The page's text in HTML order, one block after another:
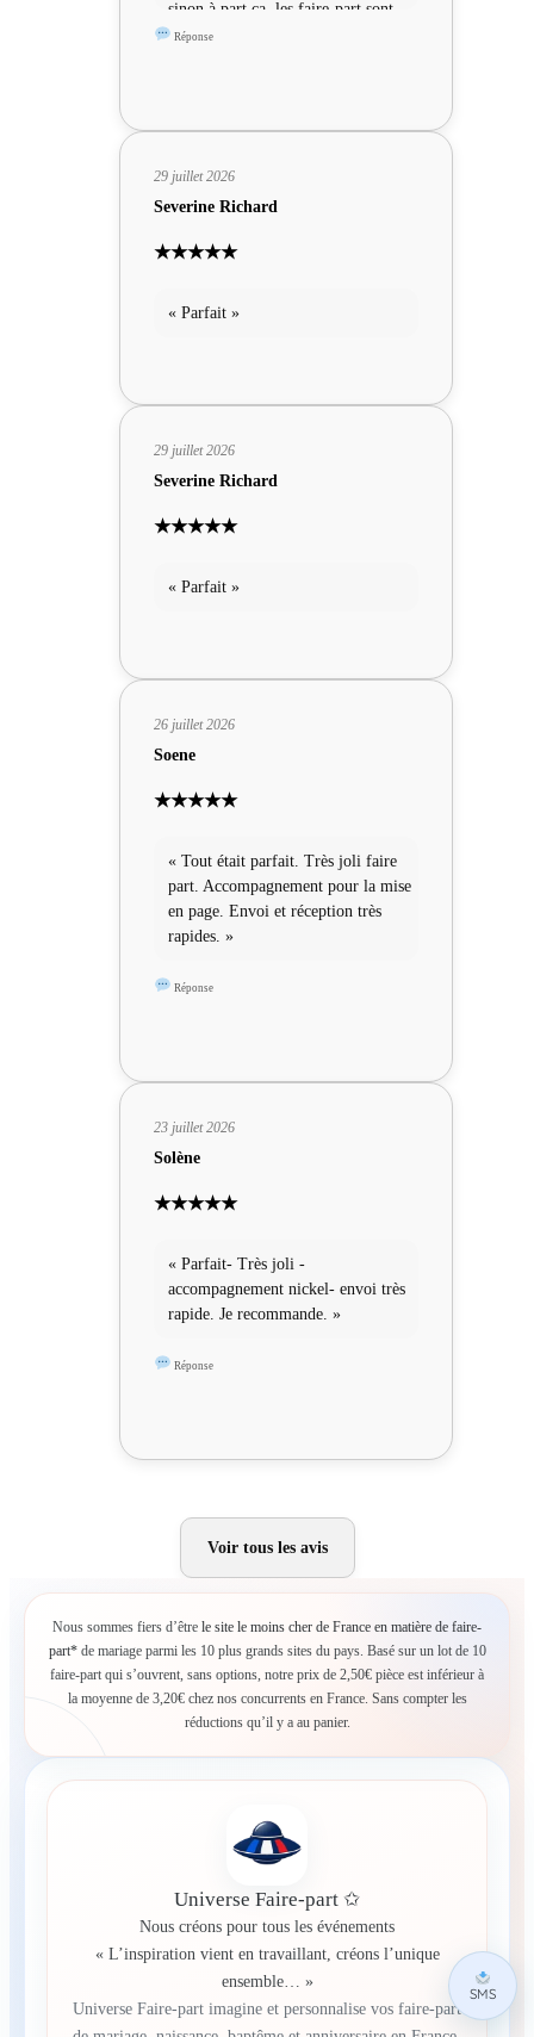
sinon à part ça, les faire-part sont
sympas »
Réponse
29 juillet 2026
Severine Richard
★★★★★
« Parfait »
29 juillet 2026
Severine Richard
★★★★★
« Parfait »
26 juillet 2026
Soene
★★★★★
« Tout était parfait. Très joli faire
part. Accompagnement pour la mise
en page. Envoi et réception très
rapides. »
Réponse
23 juillet 2026
Solène
★★★★★
« Parfait- Très joli -
accompagnement nickel- envoi très
rapide. Je recommande. »
Réponse
Voir tous les avis
Nous sommes fiers d’être le site le moins cher de France en matière de faire-
part*de mariage parmi les 10 plus grands sites du pays. Basé sur un lot de 10
faire-part qui s’ouvrent, sans options, notre prix de 2,50€ pièce est inférieur à
la moyenne de 3,20€ chez nos concurrents en France. Sans compter les
réductions qu’il y a au panier.
Universe Faire-part ✩
Nous créons pour tous les événements
« L’inspiration vient en travaillant, créons l’unique
ensemble… »
Universe Faire-part imagine et personnalise vos faire-part
SMS